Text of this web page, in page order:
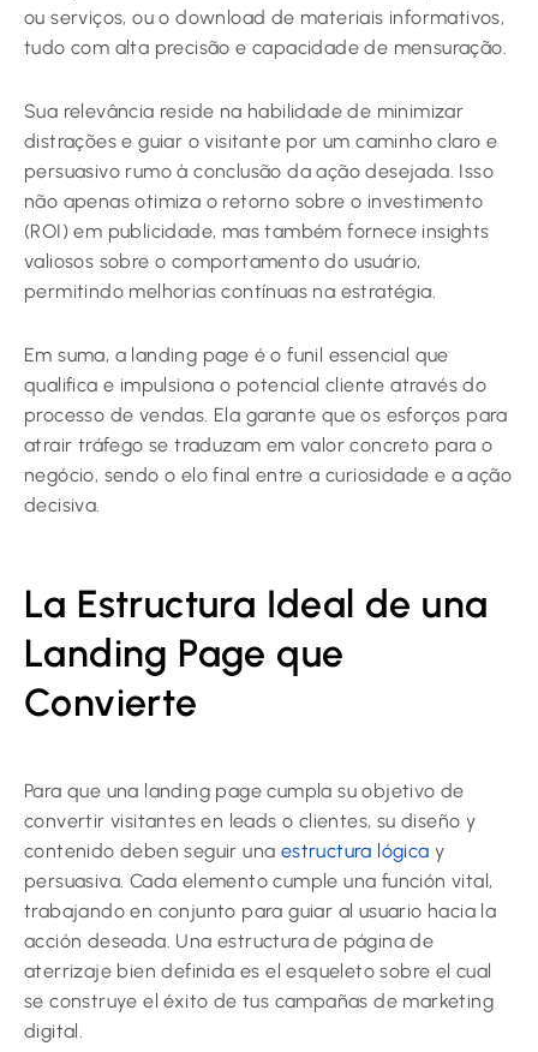
ou serviços, ou o download de materiais informativos,
tudo com alta precisão e capacidade de mensuração.
Sua relevância reside na habilidade de minimizar
distrações e guiar o visitante por um caminho claro e
persuasivo rumo à conclusão da ação desejada. Isso
não apenas otimiza o retorno sobre o investimento
(ROI) em publicidade, mas também fornece insights
valiosos sobre o comportamento do usuário,
permitindo melhorias contínuas na estratégia.
Em suma, a landing page é o funil essencial que
qualifica e impulsiona o potencial cliente através do
processo de vendas. Ela garante que os esforços para
atrair tráfego se traduzam em valor concreto para o
negócio, sendo o elo final entre a curiosidade e a ação
decisiva.
La Estructura Ideal de una
Landing Page que
Convierte
Para que una landing page cumpla su objetivo de
convertir visitantes en leads o clientes, su diseño y
contenido deben seguir una estructura lógica y
persuasiva. Cada elemento cumple una función vital,
trabajando en conjunto para guiar al usuario hacia la
acción deseada. Una estructura de página de
aterrizaje bien definida es el esqueleto sobre el cual
se construye el éxito de tus campañas de marketing
digital.